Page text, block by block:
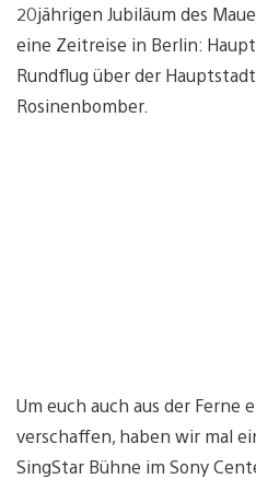
20jährigen Jubiläum des
eine Zeitreise in Berlin:
Rundflug über der
Rosinenbomber.
Um euch auch aus der Ferne
verschaffen, haben wir mal
SingStar Bühne im Sony